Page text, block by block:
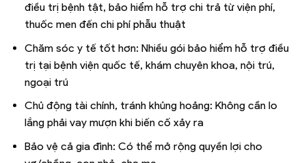
điều trị bệnh tật, bảo hiểm hỗ trợ chi trả từ viện phí,
thuốc men đến chi phí phẫu thuật
Chăm sóc y tế tốt hơn: Nhiều gói bảo hiểm hỗ trợ điều
trị tại bệnh viện quốc tế, khám chuyên khoa, nội trú,
ngoại trú
Chủ động tài chính, tránh khủng hoảng: Không cần lo
lắng phải vay mượn khi biến cố xảy ra
Bảo vệ cả gia đình: Có thể mở rộng quyền lợi cho